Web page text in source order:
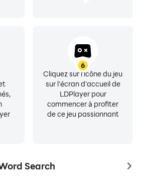
6
Cliquez sur l'icône du jeu
sur l'écran d'accueil de
LDPlayer pour
commencer à profiter
de ce jeu passionnant
Search to